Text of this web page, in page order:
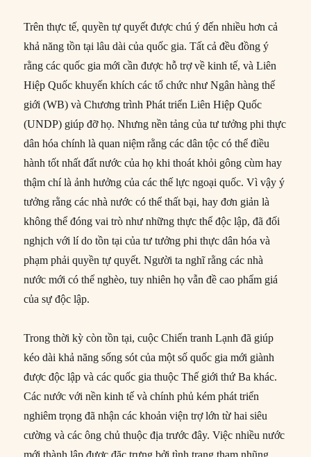
Trên thực tế, quyền tự quyết được chú ý đến nhiều hơn cả
khả năng tồn tại lâu dài của quốc gia. Tất cả đều đồng ý
rằng các quốc gia mới cần được hỗ trợ về kinh tế, và Liên
Hiệp Quốc khuyến khích các tổ chức như Ngân hàng thế
giới (WB) và Chương trình Phát triển Liên Hiệp Quốc
(UNDP) giúp đỡ họ. Nhưng nền tảng của tư tưởng phi thực
dân hóa chính là quan niệm rằng các dân tộc có thể điều
hành tốt nhất đất nước của họ khi thoát khỏi gông cùm hay
thậm chí là ảnh hưởng của các thế lực ngoại quốc. Vì vậy ý
tưởng rằng các nhà nước có thể thất bại, hay đơn giản là
không thể đóng vai trò như những thực thể độc lập, đã đối
nghịch với lí do tồn tại của tư tưởng phi thực dân hóa và
phạm phải quyền tự quyết. Người ta nghĩ rằng các nhà
nước mới có thể nghèo, tuy nhiên họ vẫn đề cao phẩm giá
của sự độc lập.
Trong thời kỳ còn tồn tại, cuộc Chiến tranh Lạnh đã giúp
kéo dài khả năng sống sót của một số quốc gia mới giành
được độc lập và các quốc gia thuộc Thế giới thứ Ba khác.
Các nước với nền kinh tế và chính phủ kém phát triển
nghiêm trọng đã nhận các khoản viện trợ lớn từ hai siêu
cường và các ông chủ thuộc địa trước đây. Việc nhiều nước